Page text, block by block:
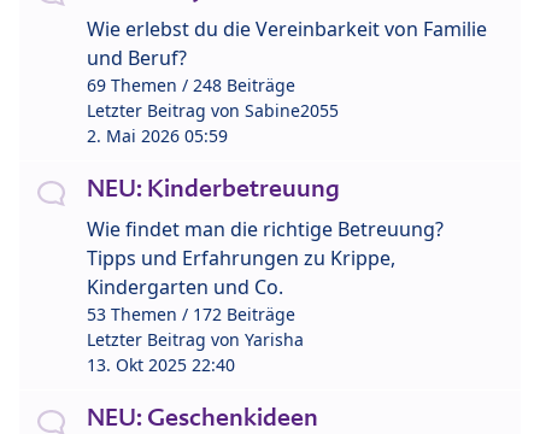
Wie erlebst du die Vereinbarkeit von Familie
und Beruf?
69 Themen / 248 Beiträge
Letzter Beitrag von Sabine2055
2. Mai 2026 05:59
NEU: Kinderbetreuung
Wie findet man die richtige Betreuung?
Tipps und Erfahrungen zu Krippe,
Kindergarten und Co.
53 Themen / 172 Beiträge
Letzter Beitrag von Yarisha
13. Okt 2025 22:40
NEU: Geschenkideen